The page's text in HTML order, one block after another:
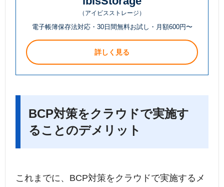
（アイビスストレージ）
電子帳簿保存法対応・30日間無料お試し・月額600円〜
詳しく見る
BCP対策をクラウドで実施す
ることのデメリット
これまでに、BCP対策をクラウドで実施するメ